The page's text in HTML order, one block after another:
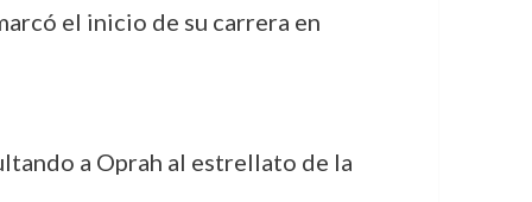
el inicio de su carrera en
a Oprah al estrellato de la